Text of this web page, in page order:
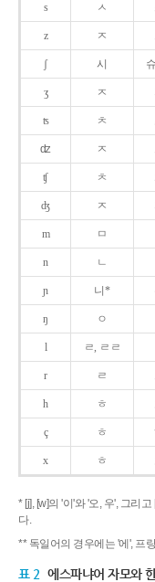
s ㅅ
z ㅈ
ʃ 시
ʒ ㅈ
ʦ ㅊ
ʣ ㅈ
ʧ ㅊ
ʤ ㅈ
m ㅁ
n ㄴ
ɲ 니*
ŋ ㅇ
l ㄹ, ㄹㄹ
r ㄹ
h ㅎ
ç ㅎ
x ㅎ
* [j], [w]의 '이'와 '오, 우', 그리
다.
** 독일어의 경우에는 '에', 프
표 2 에스파냐어 자모와